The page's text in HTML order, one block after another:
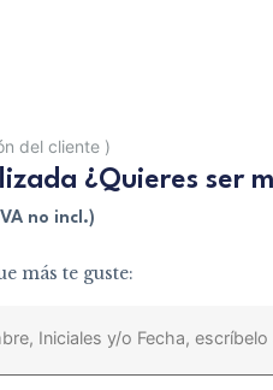
del cliente )
¿Quieres ser
no incl.)
más te guste:
Iniciales y/o Fecha, escríbelo